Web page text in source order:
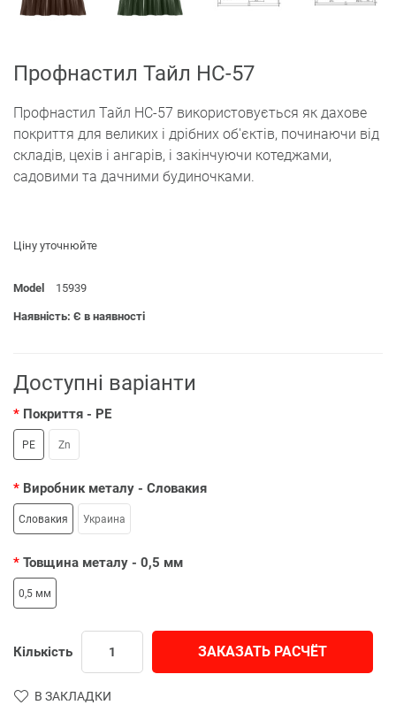
Профнастил Тайл НС-57
Профнастил Тайл НС-57 використовується як дахове
покриття для великих і дрібних об'єктів, починаючи від
складів, цехів і ангарів, і закінчуючи котеджами,
садовими та дачними будиночками.
Ціну уточнюйте
Model 15939
Наявність: Є в наявності
Доступні варіанти
Покриття - PE
PE Zn
Виробник металу - Словакия
Словакия Украина
Товщина металу - 0,5 мм
0,5 мм
Кількість ЗАКАЗАТЬ РАСЧЁТ
В ЗАКЛАДКИ